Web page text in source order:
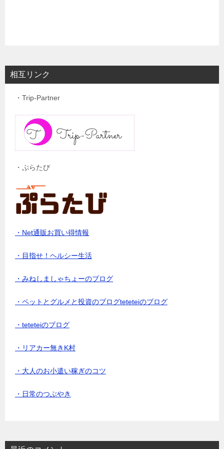
相互リンク
・Trip-Partner
・ぷらたび
・Net通販お買い得情報
・目指せ！ヘルシー生活
・みねしましゃちょーのブログ
・ペットとグルメと投資のブログteteteiのブログ
・teteteiのブログ
・リアカー無きK村
・大人のお小遣い稼ぎのコツ
・日常のつぶやき